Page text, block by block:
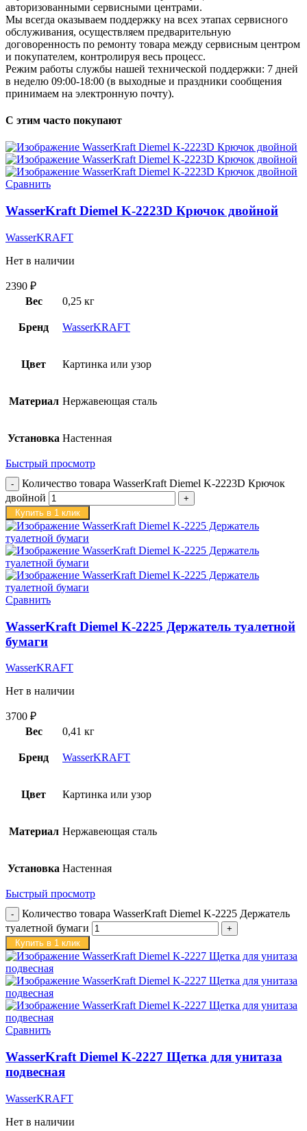
авторизованными сервисными центрами.
Мы всегда оказываем поддержку на всех этапах сервисного
обслуживания, осуществляем предварительную
договоренность по ремонту товара между сервисным центром
и покупателем, контролируя весь процесс.
Режим работы службы нашей технической поддержки: 7 дней
в неделю 09:00-18:00 (в выходные и праздники сообщения
принимаем на электронную почту).
С этим часто покупают
Сравнить
WasserKraft Diemel K-2223D Крючок двойной
WasserKRAFT
Нет в наличии
2390 ₽
Вес
0,25 кг
Бренд WasserKRAFT
Цвет Картинка или узор
Материал Нержавеющая сталь
Установка Настенная
Быстрый просмотр
Количество товара WasserKraft Diemel K-2223D Крючок
двойной
Купить в 1 клик
Сравнить
WasserKraft Diemel K-2225 Держатель туалетной
бумаги
WasserKRAFT
Нет в наличии
3700 ₽
Вес
0,41 кг
Бренд WasserKRAFT
Цвет Картинка или узор
Материал Нержавеющая сталь
Установка Настенная
Быстрый просмотр
Количество товара WasserKraft Diemel K-2225 Держатель
туалетной бумаги
Купить в 1 клик
Сравнить
WasserKraft Diemel K-2227 Щетка для унитаза
подвесная
WasserKRAFT
Нет в наличии